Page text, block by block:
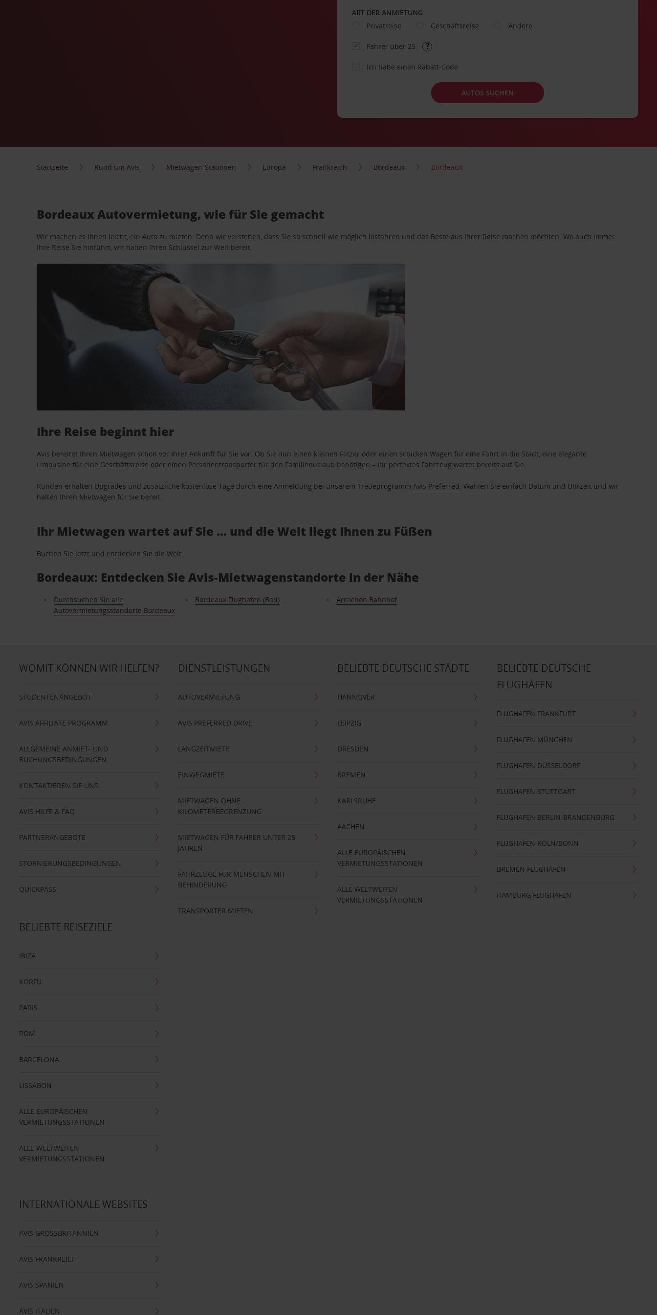
ART DER ANMIETUNG
Privatreise
Geschäftsreise Andere
Fahrer über 25
Ich habe einen Rabatt-Code
AUTOS SUCHEN
Startseite Rund um Avis Mietwagen-Stationen Europa Frankreich Bordeaux Bordeaux
Bordeaux Autovermietung, wie für Sie gemacht
Wir machen es Ihnen leicht, ein Auto zu mieten. Denn wir verstehen, dass Sie so schnell wie möglich losfahren und das Beste aus Ihrer Reise machen möchten. Wo auch immer
Ihre Reise Sie hinführt, wir halten Ihren Schlüssel zur Welt bereit.
Ihre Reise beginnt hier
Avis bereitet Ihren Mietwagen schon vor Ihrer Ankunft für Sie vor. Ob Sie nun einen kleinen Flitzer oder einen schicken Wagen für eine Fahrt in die Stadt, eine elegante
Limousine für eine Geschäftsreise oder einen Personentransporter für den Familienurlaub benötigen – Ihr perfektes Fahrzeug wartet bereits auf Sie.
Kunden erhalten Upgrades und zusätzliche kostenlose Tage durch eine Anmeldung bei unserem TreueprogrammAvis Preferred. Wählen Sie einfach Datum und Uhrzeit und wir
halten Ihren Mietwagen für Sie bereit.
Ihr Mietwagen wartet auf Sie … und die Welt liegt Ihnen zu Füßen
Buchen Sie jetzt und entdecken Sie die Welt.
Bordeaux: Entdecken Sie Avis-Mietwagenstandorte in der Nähe
Durchsuchen Sie alle
Autovermietungsstandorte Bordeaux
Bordeaux Flughafen (Bod) Arcachon Bahnhof
WOMIT KÖNNEN WIR HELFEN?
STUDENTENANGEBOT
AVIS AFFILIATE PROGRAMM
ALLGEMEINE ANMIET- UND
BUCHUNGSBEDINGUNGEN
KONTAKTIEREN SIE UNS
AVIS HILFE & FAQ
PARTNERANGEBOTE
STORNIERUNGSBEDINGUNGEN
QUICKPASS
DIENSTLEISTUNGEN
AUTOVERMIETUNG
AVIS PREFERRED DRIVE
LANGZEITMIETE
EINWEGMIETE
MIETWAGEN OHNE
KILOMETERBEGRENZUNG
MIETWAGEN FÜR FAHRER UNTER 25
JAHREN
FAHRZEUGE FÜR MENSCHEN MIT
BEHINDERUNG
TRANSPORTER MIETEN
BELIEBTE DEUTSCHE STÄDTE
HANNOVER
LEIPZIG
DRESDEN
BREMEN
KARLSRUHE
AACHEN
ALLE EUROPÄISCHEN
VERMIETUNGSSTATIONEN
ALLE WELTWEITEN
VERMIETUNGSSTATIONEN
BELIEBTE DEUTSCHE
FLUGHÄFEN
FLUGHAFEN FRANKFURT
FLUGHAFEN MÜNCHEN
FLUGHAFEN DÜSSELDORF
FLUGHAFEN STUTTGART
FLUGHAFEN BERLIN-BRANDENBURG
FLUGHAFEN KÖLN/BONN
BREMEN FLUGHAFEN
HAMBURG FLUGHAFEN
BELIEBTE REISEZIELE
IBIZA
KORFU
PARIS
ROM
BARCELONA
LISSABON
ALLE EUROPÄISCHEN
VERMIETUNGSSTATIONEN
ALLE WELTWEITEN
VERMIETUNGSSTATIONEN
INTERNATIONALE WEBSITES
AVIS GROSSBRITANNIEN
AVIS FRANKREICH
AVIS SPANIEN
AVIS ITALIEN